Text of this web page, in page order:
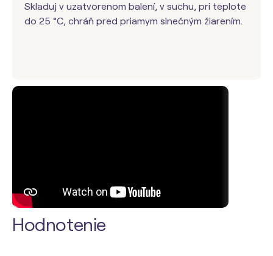
Skladuj v uzatvorenom balení, v suchu, pri teplote
do 25 °C, chráň pred priamym slnečným žiarením.
Hodnotenie